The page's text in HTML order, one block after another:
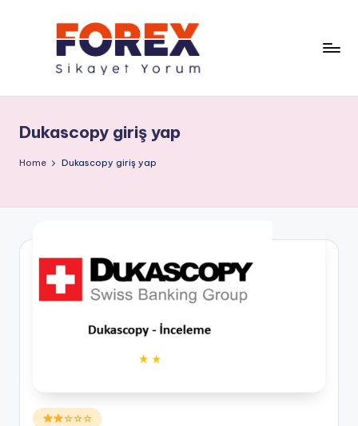
Dukascopy giriş yap
Home Dukascopy giriş yap
Posted☆☆☆